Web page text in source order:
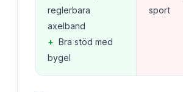
reglerbara
axelband
+ Bra stöd med
bygel
sport